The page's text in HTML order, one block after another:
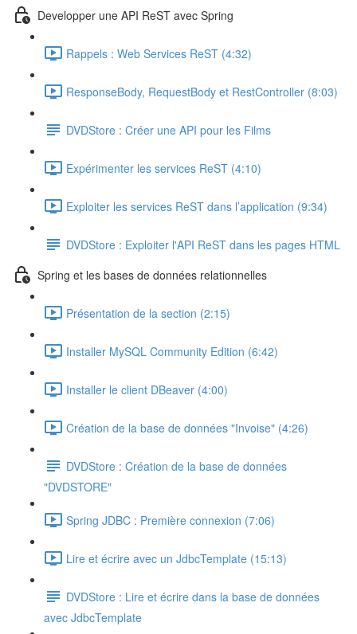
Developper une API ReST avec Spring
Rappels : Web Services ReST (4:32)
ResponseBody, RequestBody et RestController (8:03)
DVDStore : Créer une API pour les Films
Expérimenter les services ReST (4:10)
Exploiter les services ReST dans l’application (9:34)
DVDStore : Exploiter l'API ReST dans les pages HTML
Spring et les bases de données relationnelles
Présentation de la section (2:15)
Installer MySQL Community Edition (6:42)
Installer le client DBeaver (4:00)
Création de la base de données "Invoise" (4:26)
DVDStore : Création de la base de données
"DVDSTORE"
Spring JDBC : Première connexion (7:06)
Lire et écrire avec un JdbcTemplate (15:13)
DVDStore : Lire et écrire dans la base de données
avec JdbcTemplate